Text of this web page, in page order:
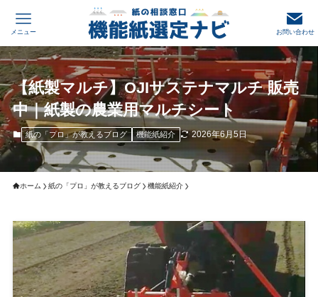
お問い合わせ
メニュー
【紙製マルチ】OJIサステナマルチ 販売
中｜紙製の農業用マルチシート
紙の「プロ」が教えるブログ 機能紙紹介 2026年6月5日
ホーム 紙の「プロ」が教えるブログ 機能紙紹介